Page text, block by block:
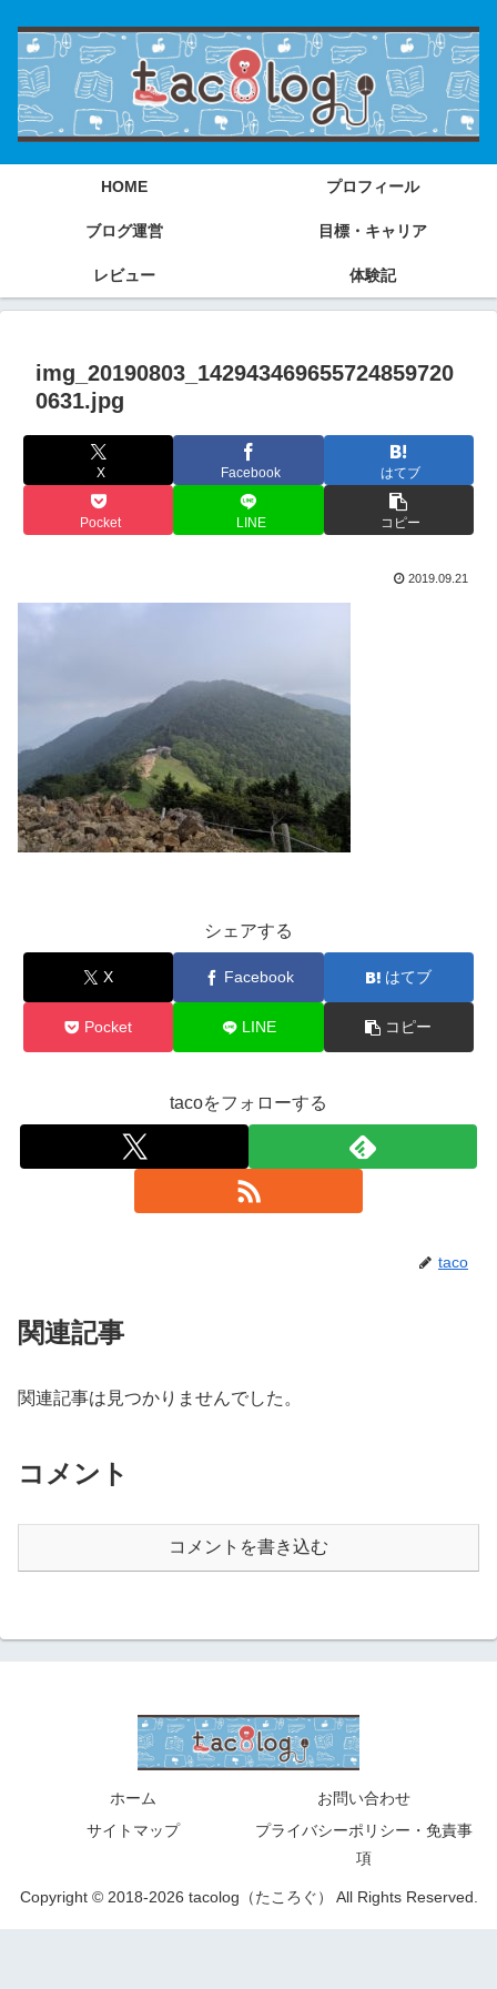
HOME プロフィール
ブログ運営 目標・キャリア
レビュー 体験記
img_20190803_142943469655724859720
0631.jpg
X Facebook はてブ
Pocket LINE コピー
2019.09.21
シェアする
X Facebook はてブ
Pocket LINE コピー
tacoをフォローする
taco
関連記事
関連記事は見つかりませんでした。
コメント
コメントを書き込む
ホーム
お問い合わせ
サイトマップ
プライバシーポリシー・免責事
項
Copyright © 2018-2026 tacolog（たころぐ） All Rights Reserved.